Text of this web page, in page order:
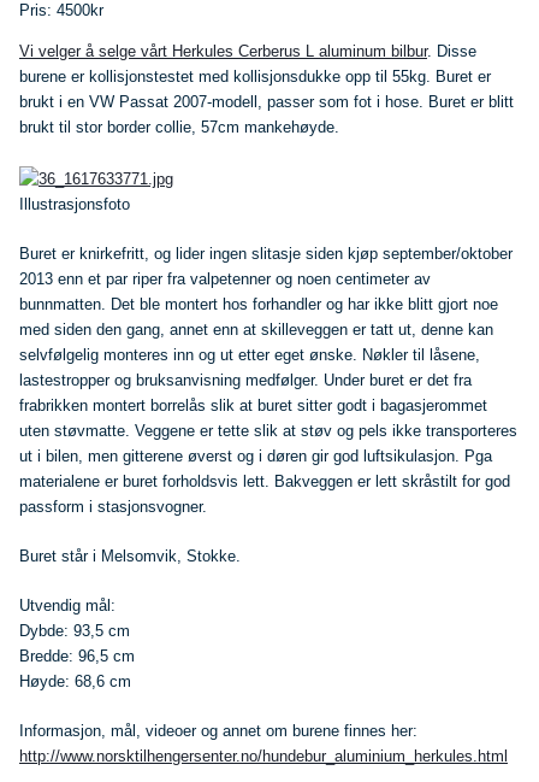
Pris: 4500kr
Vi velger å selge vårt Herkules Cerberus L aluminum bilbur. Disse
burene er kollisjonstestet med kollisjonsdukke opp til 55kg. Buret er
brukt i en VW Passat 2007-modell, passer som fot i hose. Buret er blitt
brukt til stor border collie, 57cm mankehøyde.
Illustrasjonsfoto
Buret er knirkefritt, og lider ingen slitasje siden kjøp september/oktober
2013 enn et par riper fra valpetenner og noen centimeter av
bunnmatten. Det ble montert hos forhandler og har ikke blitt gjort noe
med siden den gang, annet enn at skilleveggen er tatt ut, denne kan
selvfølgelig monteres inn og ut etter eget ønske. Nøkler til låsene,
lastestropper og bruksanvisning medfølger. Under buret er det fra
frabrikken montert borrelås slik at buret sitter godt i bagasjerommet
uten støvmatte. Veggene er tette slik at støv og pels ikke transporteres
ut i bilen, men gitterene øverst og i døren gir god luftsikulasjon. Pga
materialene er buret forholdsvis lett. Bakveggen er lett skråstilt for god
passform i stasjonsvogner.
Buret står i Melsomvik, Stokke.
Utvendig mål:
Dybde: 93,5 cm
Bredde: 96,5 cm
Høyde: 68,6 cm
Informasjon, mål, videoer og annet om burene finnes her:
http://www.norsktilhengersenter.no/hundebur_aluminium_herkules.html